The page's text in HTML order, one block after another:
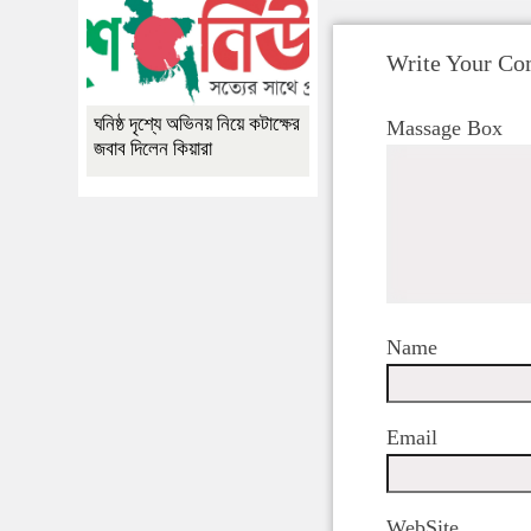
Write Your
Massage Box
Name
Email
ঘনিষ্ঠ দৃশ্যে অভিনয় নিয়ে কটাক্ষের
জবাব দিলেন কিয়ারা